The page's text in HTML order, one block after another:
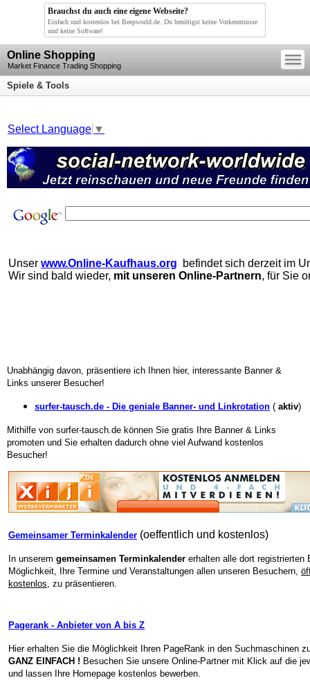
Brauchst du auch eine eigene Webseite?
Einfach und kostenlos bei Beepworld.de. Du benötigst keine Vorkenntnisse
und keine Software!
Online Shopping
Market Finance Trading Shopping
—
—
—
Spiele & Tools
Select Language ▼
Unser www.Online-Kaufhaus.org
befindet sich derzeit im
Wir sind bald wieder, mit unseren Online-Partnern, für Sie
Unabhängig davon, präsentiere ich Ihnen hier, interessante Banner &
Links unserer Besucher!
surfer-tausch.de - Die geniale Banner- und Linkrotation ( aktiv)
Mithilfe von surfer-tausch.de können Sie gratis Ihre Banner & Links
promoten und Sie erhalten dadurch ohne viel Aufwand kostenlos
Besucher!
Gemeinsamer Terminkalender (oeffentlich und kostenlos)
In unserem gemeinsamen Terminkalender erhalten alle dort registrierten
Möglichkeit, Ihre Termine und Veranstaltungen allen unseren Besuchern,
kostenlos, zu präsentieren.
Pagerank - Anbieter von A bis Z
Hier erhalten Sie die Möglichkeit Ihren PageRank in den Suchmaschinen
GANZ EINFACH ! Besuchen Sie unsere Online-Partner mit Klick auf die
und lassen Ihre Homepage kostenlos bewerben.